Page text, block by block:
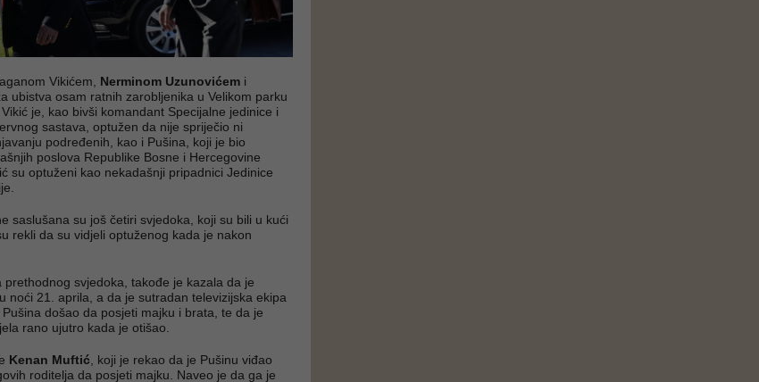
Vikićem, Nerminom Uzunovićem i
ubistva osam ratnih zarobljenika u Velikom parku
je, kao bivši komandant Specijalne jedinice i
sastava, optužen da nije spriječio ni
podređenih, kao i Pušina, koji je bio
poslova Republike Bosne i Hercegovine
su optuženi kao nekadašnji pripadnici Jedinice
saslušana su još četiri svjedoka, koji su bili u kući
rekli da su vidjeli optuženog kada je nakon
prethodnog svjedoka, takođe je kazala da je
noći 21. aprila, a da je sutradan televizijska ekipa
došao da posjeti majku i brata, te da je
rano ujutro kada je otišao.
Kenan Muftić , koji je rekao da je Pušinu viđao
roditelja da posjeti majku. Naveo je da ga je